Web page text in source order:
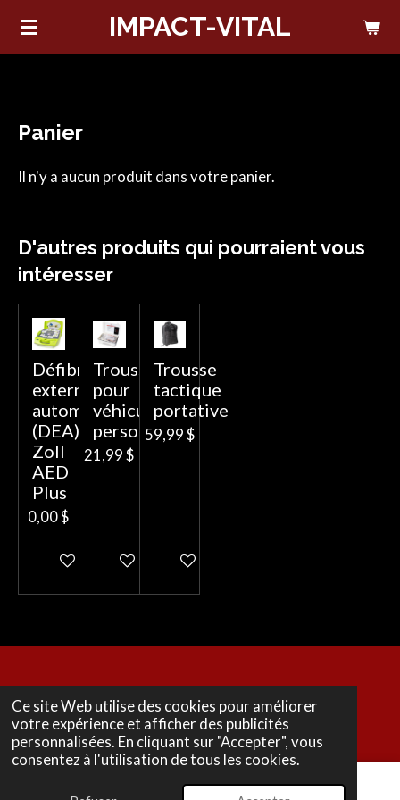
Ce site Web utilise des cookies pour améliorer
votre expérience et afficher des publicités
personnalisées. En cliquant sur "Accepter", vous
consentez à l'utilisation de tous les cookies.
Passer
IMPACT-VITAL
Panier
Il n'y a aucun produit dans votre panier.
D'autres produits qui pourraient vous
intéresser
Défibrillateur
externe
automatisé
(DEA)
Zoll
AED
Plus
0,00 $
Ajouter au panier
Trousse
pour
véhicule
personnel
21,99 $
Ajouter au panier
Trousse
tactique
portative
59,99 $
Ajouter au panier
Propulsé par Webador